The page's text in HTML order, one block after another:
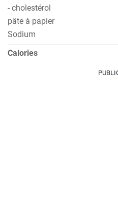
- cholestérol
pâte à papier
Sodium
Calories